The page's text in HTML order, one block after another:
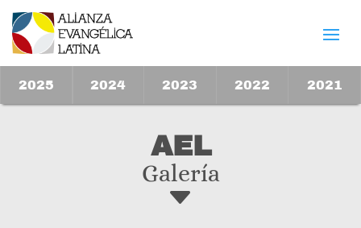
2025 2024 2023 2022 2021
2025 2024 2023 2022 2021
AEL
Galería
C